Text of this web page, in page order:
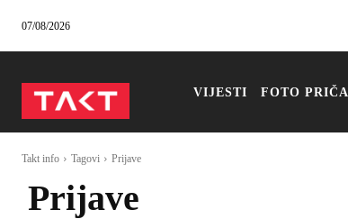
07/08/2026
VIJESTI FOTO PRIČA
Takt info Tagovi Prijave
Prijave